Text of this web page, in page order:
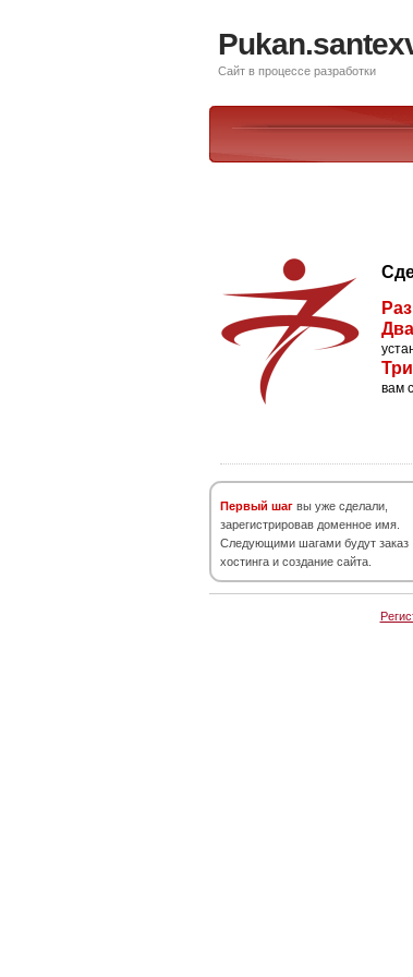
Сайт в процессе разработки
вам
Первый шаг вы уже сделали,
зарегистрировав доменное имя.
Следующими шагами будут заказ
хостинга и создание сайта.